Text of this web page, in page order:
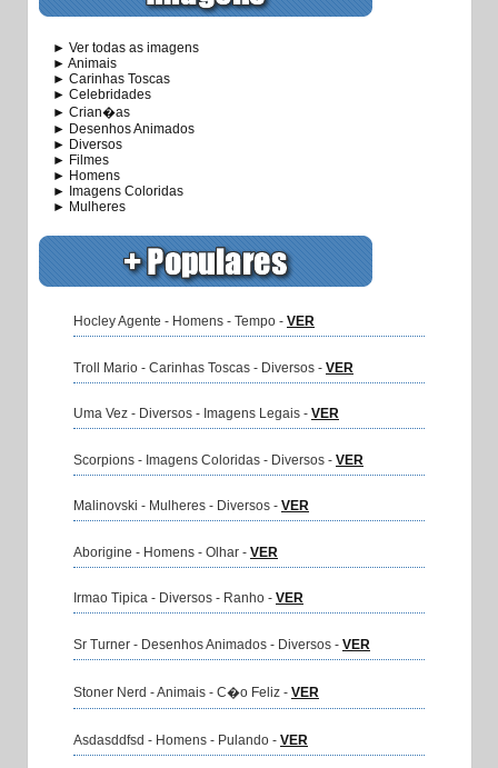
► Ver todas as imagens
► Animais
► Carinhas Toscas
► Celebridades
► Crian�as
► Desenhos Animados
► Diversos
► Filmes
► Homens
► Imagens Coloridas
► Mulheres
Hocley Agente - Homens - Tempo - VER
Troll Mario - Carinhas Toscas - Diversos - VER
Uma Vez - Diversos - Imagens Legais - VER
Scorpions - Imagens Coloridas - Diversos - VER
Malinovski - Mulheres - Diversos - VER
Aborigine - Homens - Olhar - VER
Irmao Tipica - Diversos - Ranho - VER
Sr Turner - Desenhos Animados - Diversos - VER
Stoner Nerd - Animais - C�o Feliz - VER
Asdasddfsd - Homens - Pulando - VER